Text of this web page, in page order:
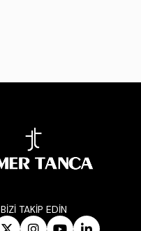
BİZİ TAKİP EDİN